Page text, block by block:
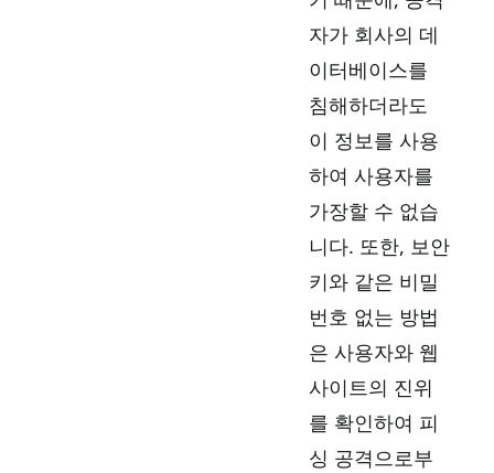
자가 회사의 데
이터베이스를
침해하더라도
이 정보를 사용
하여 사용자를
가장할 수 없습
니다. 또한, 보안
키와 같은 비밀
번호 없는 방법
은 사용자와 웹
사이트의 진위
를 확인하여 피
싱 공격으로부